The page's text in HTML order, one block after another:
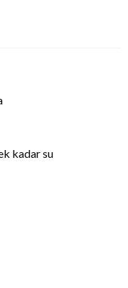
kadar su